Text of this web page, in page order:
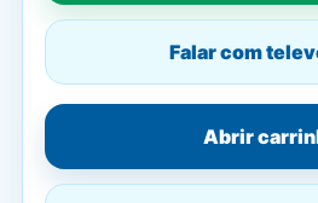
Falar com
Abrir